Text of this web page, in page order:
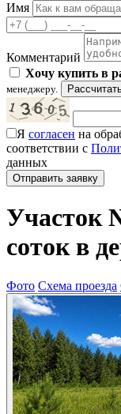
Имя
Комментарий
Хочу купить в
менеджеру.
Я согласен на
соответствии с
данных
Участок
соток в
Фото Схема проезда